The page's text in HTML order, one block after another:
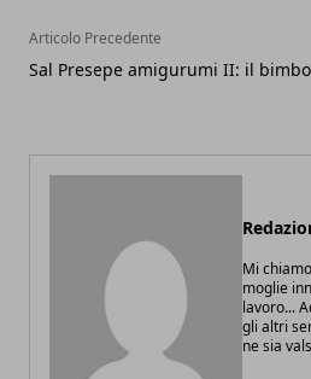
Articolo Precedente
Sal Presepe amigurumi II: il bimbo
Mi
moglie
lavoro...
gli altri
ne sia